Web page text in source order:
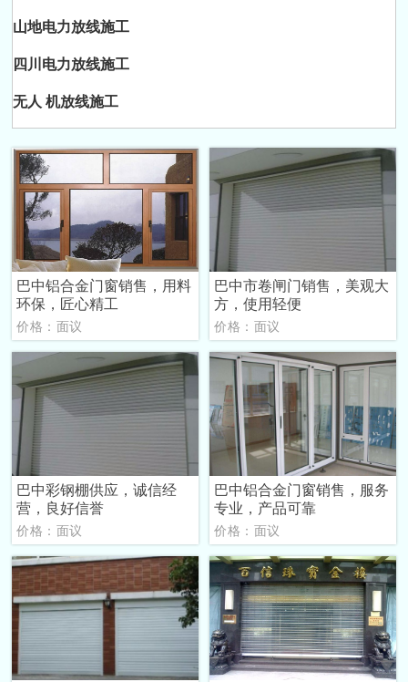
山地电力放线施工
四川电力放线施工
无人 机放线施工
巴中铝合金门窗销售，用料
环保，匠心精工
价格：面议
巴中市卷闸门销售，美观大
方，使用轻便
价格：面议
巴中彩钢棚供应，诚信经
营，良好信誉
价格：面议
巴中铝合金门窗销售，服务
专业，产品可靠
价格：面议